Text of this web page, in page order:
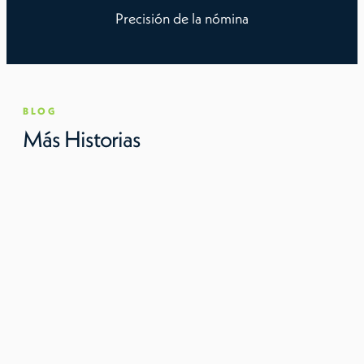
Precisión de la nómina
BLOG
Más Historias